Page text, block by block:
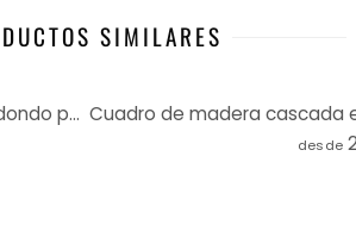
SIMILARES
Cascada en el bosque papel pintado - Paisaje redondo papel pintado - Foto - Papel pintado autoadhesi
desde